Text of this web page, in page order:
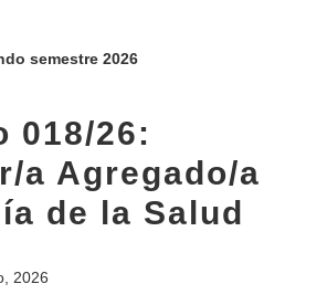
semestre 2026
018/26:
a Agregado/a
de la Salud
2026